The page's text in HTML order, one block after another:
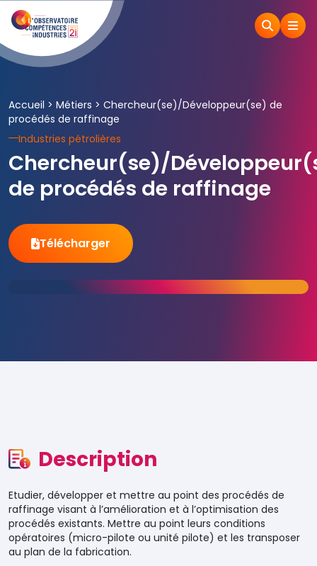
Accueil > Métiers > Chercheur(se)/Développeur(se) de
procédés de raffinage
Industries pétrolières
Chercheur(se)/
de procédés de raffinage
Télécharger
Description
Etudier, développer et mettre au point des procédés de
raffinage visant à l’amélioration et à l’optimisation des
procédés existants. Mettre au point leurs conditions
opératoires (micro-pilote ou unité pilote) et les transposer
au plan de la fabrication.